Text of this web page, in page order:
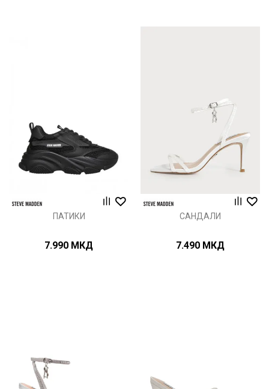
ПАТИКИ
7.990 МКД
САНДАЛИ
7.490 МКД